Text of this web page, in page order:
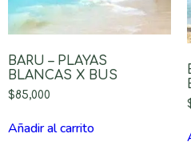
BARU – PLAYAS
BLANCAS X BUS
$85,000
Añadir al carrito